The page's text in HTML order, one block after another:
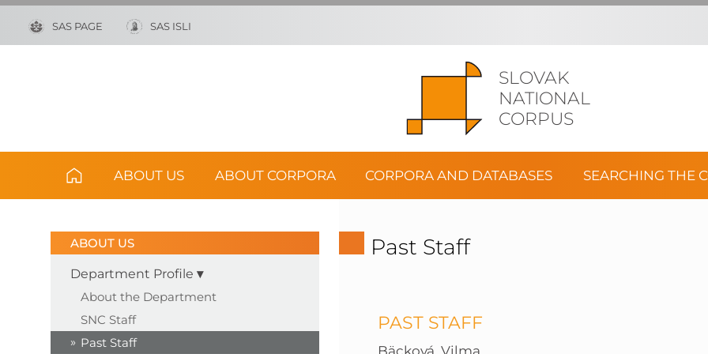
SLOVAK
NATIONAL
CORPUS
SAS PAGE SAS ISLI
ABOUT US ABOUT CORPORA CORPORA AND DATABASES SEARCHING THE
ABOUT US
Department Profile
About the Department
SNC Staff
Past Staff
Past Staff
PAST STAFF